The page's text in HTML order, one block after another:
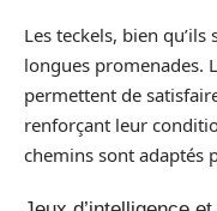
Les teckels, bien
longues promenades.
permettent de
renforçant leur
chemins sont adaptés